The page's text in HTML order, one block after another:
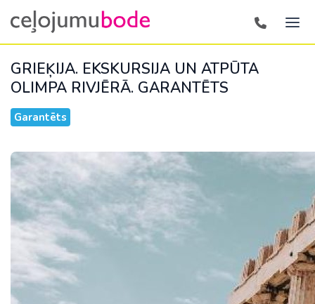
GRIEĶIJA. EKSKURSIJA UN ATPŪTA
OLIMPA RIVJĒRĀ. GARANTĒTS
Garantēts